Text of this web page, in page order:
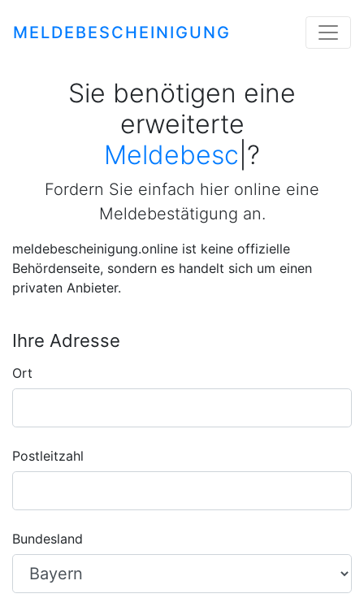
MELDEBESCHEINIGUNG
Sie benötigen eine
erweiterte
Meldebeschein
Fordern Sie einfach hier online eine
Meldebestätigung an.
meldebescheinigung.online ist keine offizielle
Behördenseite, sondern es handelt sich um einen
privaten Anbieter.
Ihre Adresse
Ort
Postleitzahl
Bundesland